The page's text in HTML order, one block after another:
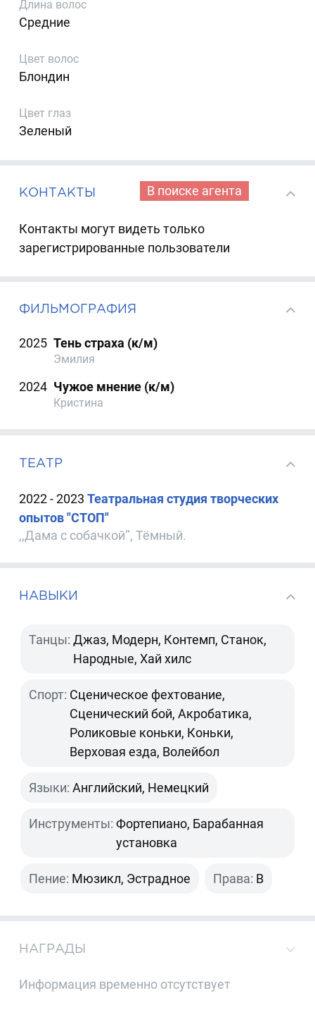
Длина волос
Средние
Цвет волос
Блондин
Цвет глаз
Зеленый
КОНТАКТЫ В поиске агента
Контакты могут видеть только
зарегистрированные пользователи
ФИЛЬМОГРАФИЯ
2025 Тень страха (к/м)
Эмилия
2024 Чужое мнение (к/м)
Кристина
ТЕАТР
2022 - 2023Театральная студия творческих
опытов "СТОП"
,,Дама с собачкой’’, Тёмный.
НАВЫКИ
Танцы: Джаз, Модерн, Контемп, Станок,
Народные, Хай хилс
Спорт: Сценическое фехтование,
Сценический бой, Акробатика,
Роликовые коньки, Коньки,
Верховая езда, Волейбол
Языки: Английский, Немецкий
Инструменты: Фортепиано, Барабанная
установка
Пение: Мюзикл, Эстрадное Права: B
НАГРАДЫ
Информация временно отсутствует